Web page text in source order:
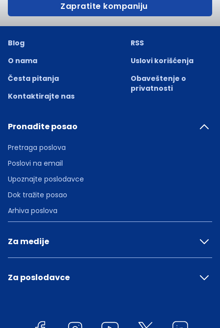
Zapratite kompaniju
Blog
O nama
Česta pitanja
Kontaktirajte nas
RSS
Uslovi korišćenja
Obaveštenje o
privatnosti
Pronađite posao
Pretraga poslova
Poslovi na email
Upoznajte poslodavce
Dok tražite posao
Arhiva poslova
Za medije
Za poslodavce